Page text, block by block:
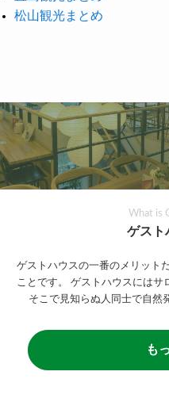
松山観光まとめ
What is
ゲスト
ゲストハウスの一番のメリット
ことです。
ゲストハウスにはサ
そこで見知らぬ人同士で自然
も